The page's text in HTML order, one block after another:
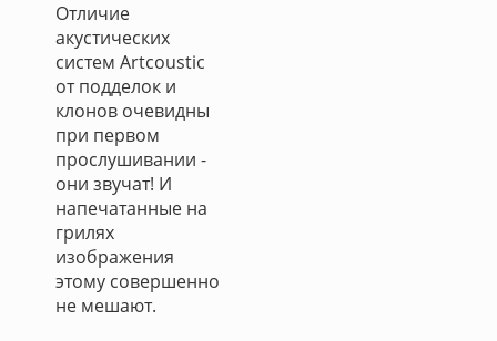
Отличие
акустических
систем Artcoustic
от подделок и
клонов очевидны
при первом
прослушивании -
они звучат! И
напечатанные на
грилях
изображения
этому совершенно
не мешают.